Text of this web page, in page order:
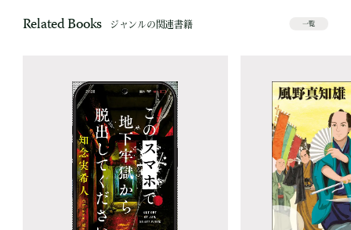
Related Books ジャンルの関連書籍 一覧